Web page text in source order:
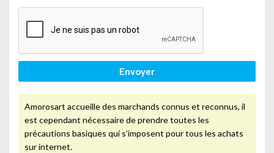
Envoyer
Amorosart accueille des marchands connus et reconnus, il
est cependant nécessaire de prendre toutes les
précautions basiques qui s’imposent pour tous les achats
sur internet.